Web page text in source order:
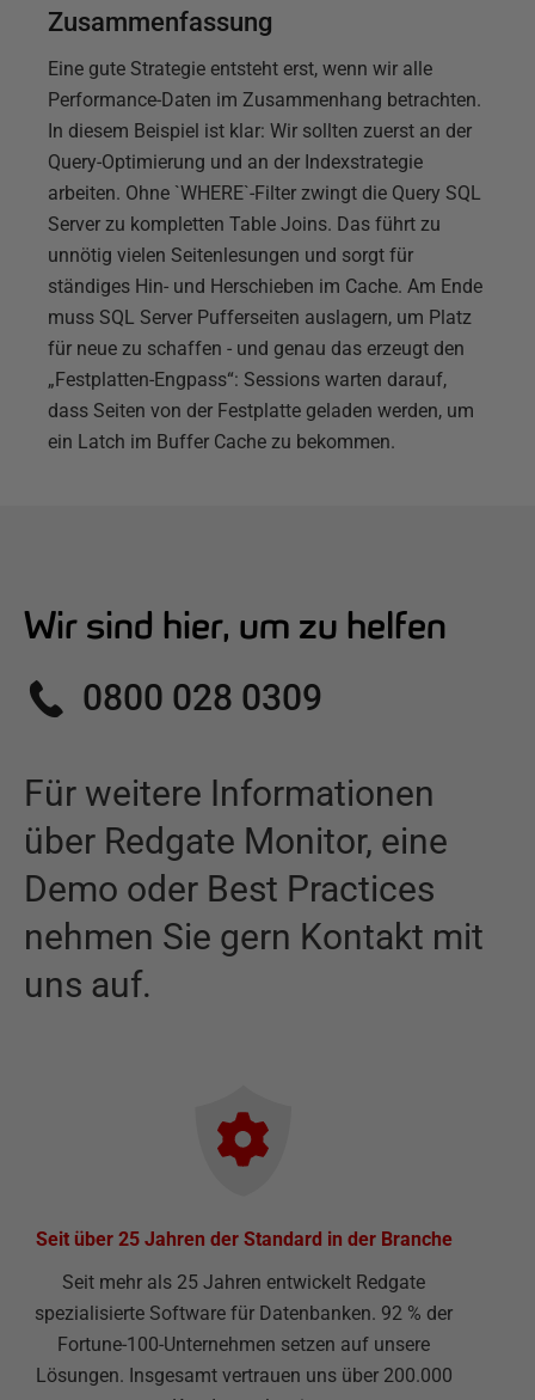
Zusammenfassung
Eine gute Strategie entsteht erst, wenn wir alle
Performance-Daten im Zusammenhang betrachten.
In diesem Beispiel ist klar: Wir sollten zuerst an der
Query-Optimierung und an der Indexstrategie
arbeiten. Ohne `WHERE`-Filter zwingt die Query SQL
Server zu kompletten Table Joins. Das führt zu
unnötig vielen Seitenlesungen und sorgt für
ständiges Hin- und Herschieben im Cache. Am Ende
muss SQL Server Pufferseiten auslagern, um Platz
für neue zu schaffen - und genau das erzeugt den
„Festplatten-Engpass“: Sessions warten darauf,
dass Seiten von der Festplatte geladen werden, um
ein Latch im Buffer Cache zu bekommen.
Wir sind hier, um zu helfen
0800 028 0309
Für weitere Informationen
über Redgate Monitor, eine
Demo oder Best Practices
nehmen Sie gern Kontakt mit
uns auf.
Seit über 25 Jahren der Standard in der Branche
Seit mehr als 25 Jahren entwickelt Redgate
spezialisierte Software für Datenbanken. 92 % der
Fortune-100-Unternehmen setzen auf unsere
Lösungen. Insgesamt vertrauen uns über 200.000